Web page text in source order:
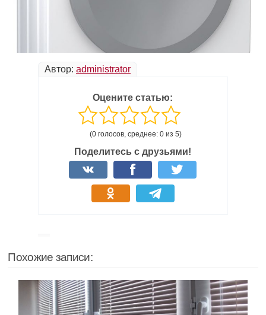
Автор: administrator
Оцените статью:
(0 голосов, среднее: 0 из 5)
Поделитесь с друзьями!
Похожие записи: